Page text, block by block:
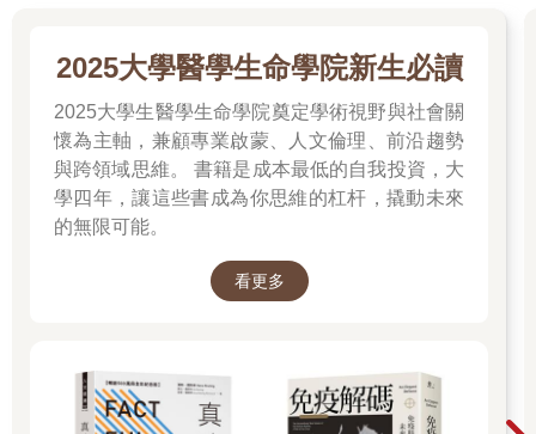
2025大學醫學生命學院新生必讀
2025大學生醫學生命學院奠定學術視野與社會關
懷為主軸，兼顧專業啟蒙、人文倫理、前沿趨勢
與跨領域思維。 書籍是成本最低的自我投資，大
學四年，讓這些書成為你思維的杠杆，撬動未來
的無限可能。
看更多